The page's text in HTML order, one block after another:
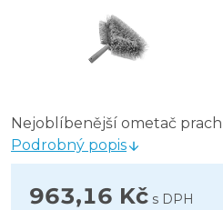
Nejoblíbenější ometač
Podrobný popis
963,16 Kč s DPH